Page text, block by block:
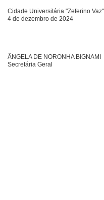
Cidade Universitária "Zeferino Vaz"
4 de dezembro de 2024
ÂNGELA DE NORONHA BIGNAMI
Secretária Geral